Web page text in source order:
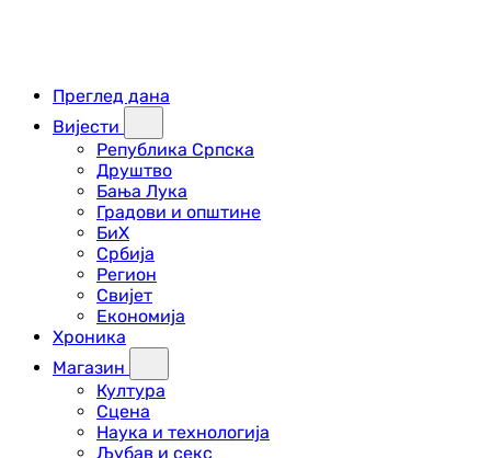
Преглед дана
Вијести
Република Српска
Друштво
Бања Лука
Градови и општине
БиХ
Србија
Регион
Свијет
Економија
Хроника
Магазин
Култура
Сцена
Наука и технологија
Љубав и секс